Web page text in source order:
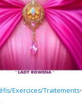
Exercices/Traitements•